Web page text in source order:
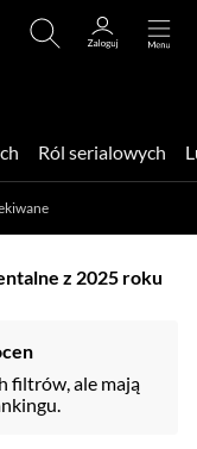
Ról serialowych
z 2025 roku
filtrów, ale mają